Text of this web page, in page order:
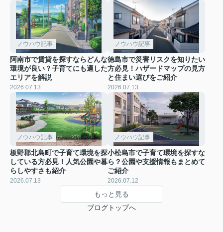
ノウハウ記事
阿南市で賃貸を探すならどんな
環境が良い？子育てにも適した
エリアを解説
2026.07.13
ノウハウ記事
徳島市で災害リスクを知りたい
方必見！ハザードマップの見方
と住まい選びをご紹介
2026.07.13
ノウハウ記事
板野郡北島町で子育て環境を探
している方必見！人気公園や暮
らしやすさも紹介
2026.07.13
ノウハウ記事
小松島市で子育て環境を探すな
ら？公園や支援情報もまとめて
ご紹介
2026.07.12
もっと見る
ブログトップへ